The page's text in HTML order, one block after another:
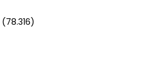
(78.316)